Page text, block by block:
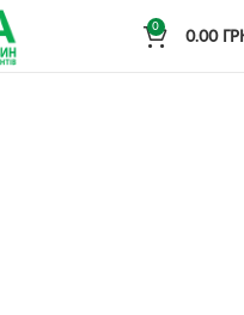
0
0.00